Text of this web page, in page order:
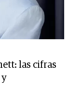
las cifras
y